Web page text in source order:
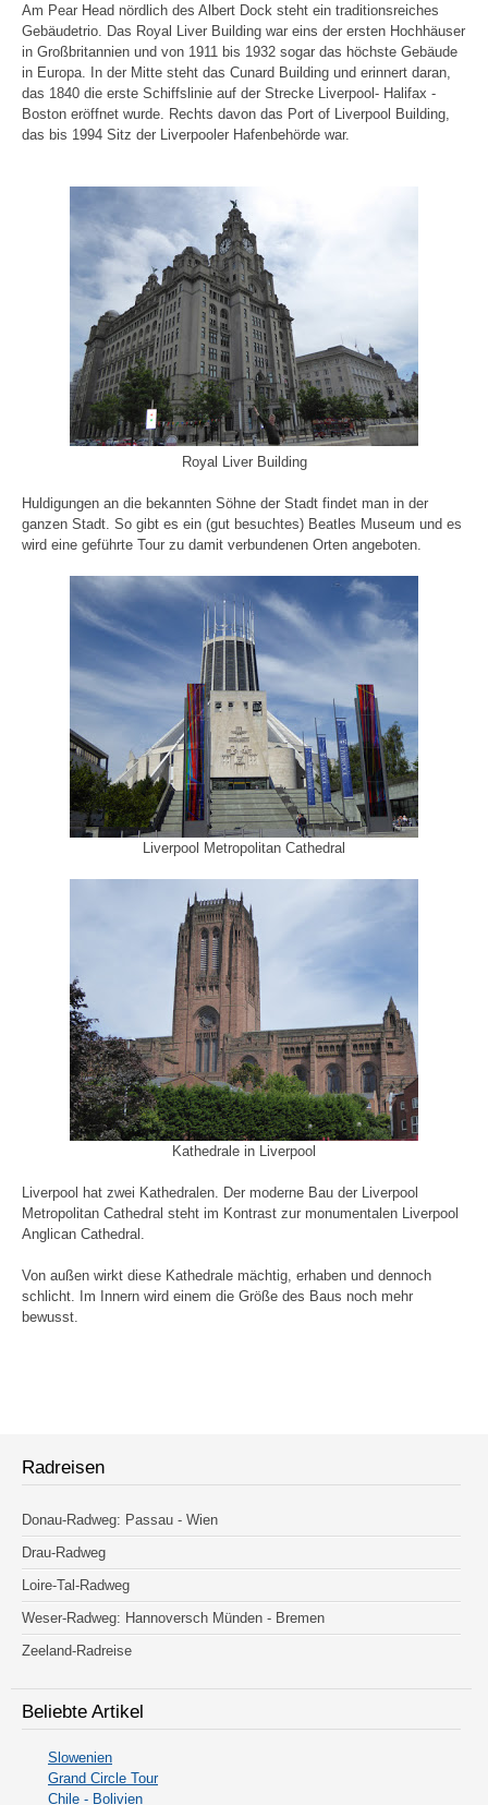
Am Pear Head nördlich des Albert Dock steht ein traditionsreiches
Gebäudetrio. Das Royal Liver Building war eins der ersten Hochhäuser
in Großbritannien und von 1911 bis 1932 sogar das höchste Gebäude
in Europa. In der Mitte steht das Cunard Building und erinnert daran,
das 1840 die erste Schiffslinie auf der Strecke Liverpool- Halifax -
Boston eröffnet wurde. Rechts davon das Port of Liverpool Building,
das bis 1994 Sitz der Liverpooler Hafenbehörde war.
Royal Liver Building
Huldigungen an die bekannten Söhne der Stadt findet man in der
ganzen Stadt. So gibt es ein (gut besuchtes) Beatles Museum und es
wird eine geführte Tour zu damit verbundenen Orten angeboten.
Liverpool Metropolitan Cathedral
Kathedrale in Liverpool
Liverpool hat zwei Kathedralen. Der moderne Bau der Liverpool
Metropolitan Cathedral steht im Kontrast zur monumentalen Liverpool
Anglican Cathedral.
Von außen wirkt diese Kathedrale mächtig, erhaben und dennoch
schlicht. Im Innern wird einem die Größe des Baus noch mehr
bewusst.
Radreisen
Donau-Radweg: Passau - Wien
Drau-Radweg
Loire-Tal-Radweg
Weser-Radweg: Hannoversch Münden - Bremen
Zeeland-Radreise
Beliebte Artikel
Slowenien
Grand Circle Tour
Chile - Bolivien